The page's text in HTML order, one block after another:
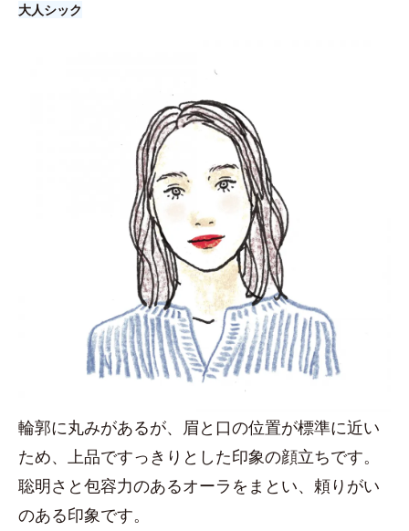
大人シック
輪郭に丸みがあるが、眉と口の位置が標準に近い
ため、上品ですっきりとした印象の顔立ちです。
聡明さと包容力のあるオーラをまとい、頼りがい
のある印象です。